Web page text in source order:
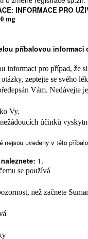
INFORMACE PRO
mg
příbalovou informaci
informaci pro případ, že
zeptejte se svého
Vám. Nedávejte
Vy.
účinků
nejsou uvedeny v této
1.
se používá
než začnete